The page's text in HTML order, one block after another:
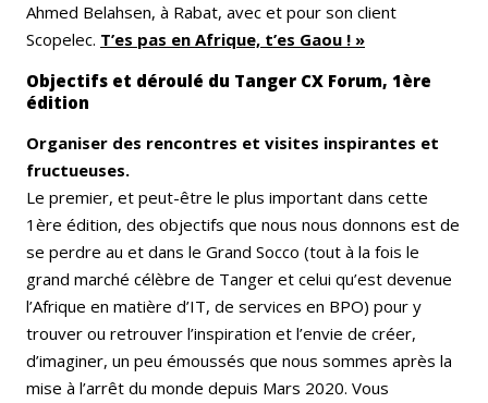
Ahmed Belahsen, à Rabat, avec et pour son client
Scopelec. T’es pas en Afrique, t’es Gaou ! »
Objectifs et déroulé du Tanger CX Forum, 1ère
édition
Organiser des rencontres et visites inspirantes et
fructueuses.
Le premier, et peut-être le plus important dans cette
1ère édition, des objectifs que nous nous donnons est de
se perdre au et dans le Grand Socco (tout à la fois le
grand marché célèbre de Tanger et celui qu’est devenue
l’Afrique en matière d’IT, de services en BPO) pour y
trouver ou retrouver l’inspiration et l’envie de créer,
d’imaginer, un peu émoussés que nous sommes après la
mise à l’arrêt du monde depuis Mars 2020. Vous